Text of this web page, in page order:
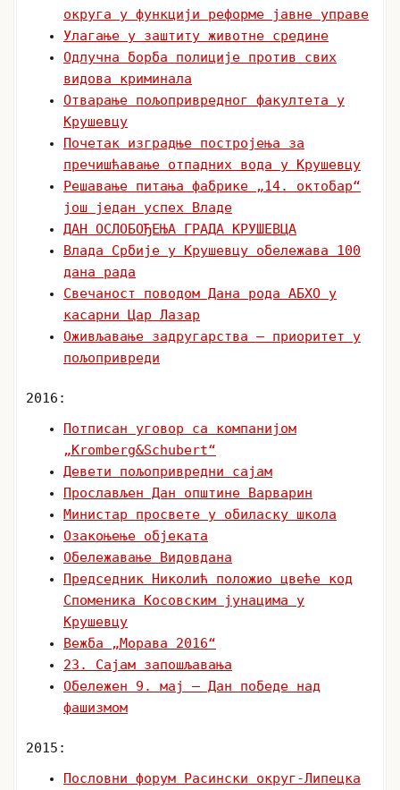
округа у функцији реформе јавне управе
Улагање у заштиту животне средине
Одлучна борба полиције против свих
видова криминала
Отварање пољопривредног факултета у
Крушевцу
Почетак изградње постројења за
пречишћавање отпадних вода у Крушевцу
Решавање питања фабрике „14. октобар“
још један успех Владе
ДАН ОСЛОБОЂЕЊА ГРАДА КРУШЕВЦА
Влада Србије у Крушевцу обележава 100
дана рада
Свечаност поводом Дана рода АБХО у
касарни Цар Лазар
Оживљавање задругарства – приоритет у
пољопривреди
2016:
Потписан уговор са компанијом
„Kromberg&Schubert“
Девети пољопривредни сајам
Прослављен Дан општине Варварин
Министар просвете у обиласку школа
Озакоњење објеката
Обележавање Видовдана
Председник Николић положио цвеће код
Споменика Косовским јунацима у
Крушевцу
Вежба „Морава 2016“
23. Сајам запошљавања
Обележен 9. мај – Дан победе над
фашизмом
2015:
Пословни форум Расински округ-Липецка